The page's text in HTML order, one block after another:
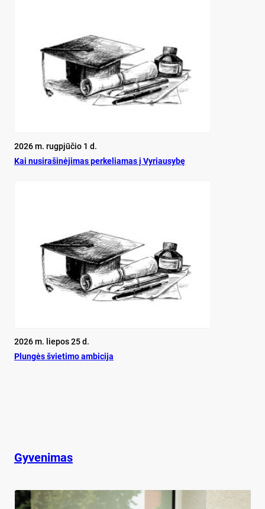
2026 m. rugpjūčio 1 d.
Kai nu­si­ra­ši­nė­ji­mas per­ke­lia­mas į Vy­riau­sy­bę
2026 m. liepos 25 d.
Plun­gės švie­ti­mo am­bi­ci­ja
Gyvenimas